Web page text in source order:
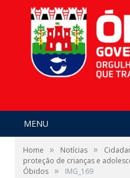
MENU
Home » Notícias »
proteção de crianças e
Óbidos » IMG_169